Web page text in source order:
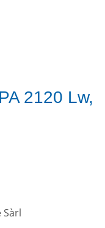
2120 Lw,
Sàrl